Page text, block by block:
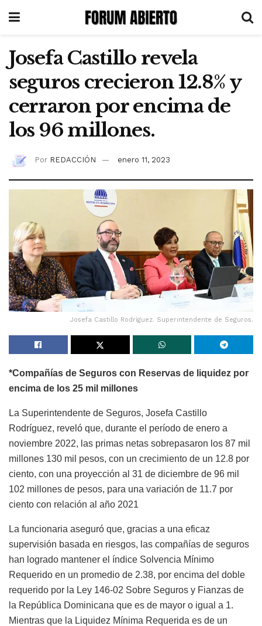
Josefa Castillo revela
seguros crecieron 12.8% y
cerraron por encima de
los 96 millones.
Por REDACCIÓN enero 11, 2023
Josefa Castillo Rodríguez. Superintendente de Seguros.
*Compañías de Seguros con Reservas de liquidez por
encima de los 25 mil millones
La Superintendente de Seguros, Josefa Castillo
Rodríguez, reveló que, durante el período de enero a
noviembre 2022, las primas netas sobrepasaron los 87 mil
millones 130 mil pesos, con un crecimiento de un 12.8 por
ciento, con una proyección al 31 de diciembre de 96 mil
102 millones de pesos, para una variación de 11.7 por
ciento con relación al año 2021
La funcionaria aseguró que, gracias a una eficaz
supervisión basada en riesgos, las compañías de seguros
han logrado mantener el índice Solvencia Mínimo
Requerido en un promedio de 2.38, por encima del doble
requerido por la Ley 146-02 Sobre Seguros y Fianzas de
la República Dominicana que es de mayor o igual a 1.
Mientras que la Liquidez Mínima Requerida es de un